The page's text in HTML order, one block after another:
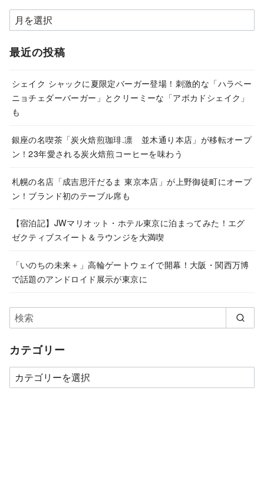
ア
ー
カ
ブ
最近の投稿
シェイク シャックに夏限定バーガー登場！刺激的な「ハラペー
ニョチェダーバーガー」とクリーミーな「アボカドシェイク」
も
銀座の名喫茶「炭火焙煎珈琲.凛 並木通り本店」が移転オープ
ン！23年愛される炭火焙煎コーヒーを味わう
札幌の名店「成吉思汗だるま 東京本店」が上野御徒町にオープ
ン！ブランド初のテーブル席も
【宿泊記】JWマリオット・ホテル東京に泊まってみた！エグ
ゼクティブスイート＆ラウンジを大満喫
「いのちの未来＋」高輪ゲートウェイで開幕！大阪・関西万博
で話題のアンドロイド展示が東京に
カテゴリー
カ
テ